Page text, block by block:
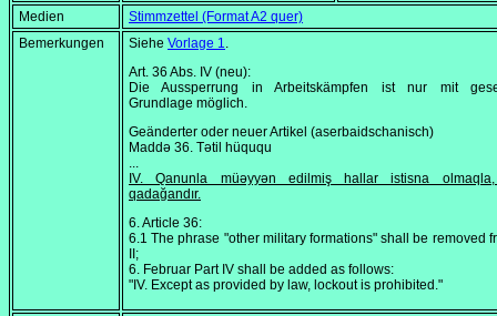
Medien
Stimmzettel (Format A2 quer)
Bemerkungen
Siehe Vorlage 1.
Art. 36 Abs. IV (neu):
Die Aussperrung in Arbeitskämpfen ist nur mit
Grundlage möglich.
Geänderter oder neuer Artikel (aserbaidschanisch)
Maddə 36. Tətil hüququ
...
IV. Qanunla müəyyən edilmiş hallar istisna
qadağandır.
6. Article 36:
6.1 The phrase "other military formations" shall be removed
II;
6. Februar Part IV shall be added as follows:
"IV. Except as provided by law, lockout is prohibited."